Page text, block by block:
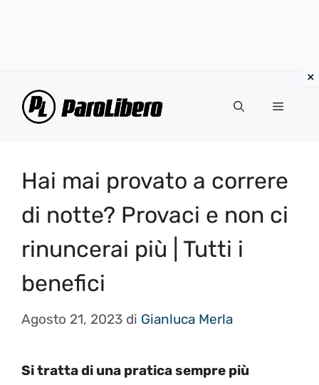
Menu
Hai mai provato a correre
di notte? Provaci e non ci
rinuncerai più | Tutti i
benefici
Agosto 21, 2023 di Gianluca Merla
Si tratta di una pratica sempre più